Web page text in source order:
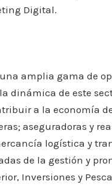
Digital.
amplia gama de
dinámica de este
a la economía
aseguradoras y
logística y
de la gestión y
Inversiones y